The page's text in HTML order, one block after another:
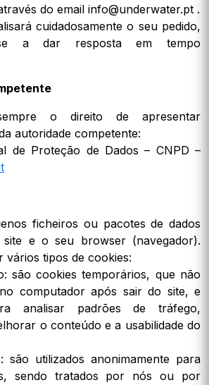
do email info@underwater.pt .
cuidadosamente o seu pedido,
se a dar resposta em tempo
o direito de apresentar
autoridade competente:
de Proteção de Dados – CNPD –
ficheiros ou pacotes de dados
e o seu browser (navegador).
vários tipos de cookies:
são cookies temporários, que não
computador após sair do site, e
analisar padrões de tráfego,
o conteúdo e a usabilidade do
são utilizados anonimamente para
sendo tratados por nós ou por